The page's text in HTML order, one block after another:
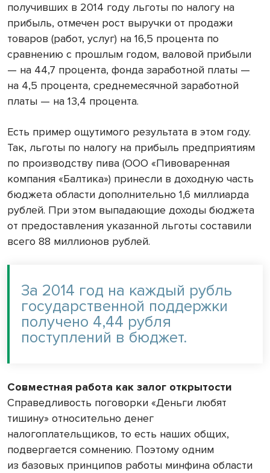
получивших в 2014 году льготы по налогу на
прибыль, отмечен рост выручки от продажи
товаров (работ, услуг) на 16,5 процента по
сравнению с прошлым годом, валовой прибыли
— на 44,7 процента, фонда заработной платы —
на 4,5 процента, среднемесячной заработной
платы — на 13,4 процента.
Есть пример ощутимого результата в этом году.
Так, льготы по налогу на прибыль предприятиям
по производству пива (ООО «Пивоваренная
компания «Балтика») принесли в доходную часть
бюджета области дополнительно 1,6 миллиарда
рублей. При этом выпадающие доходы бюджета
от предоставления указанной льготы составили
всего 88 миллионов рублей.
За 2014 год на каждый рубль
государственной поддержки
получено 4,44 рубля
поступлений в бюджет.
Совместная работа как залог открытости
Справедливость поговорки «Деньги любят
тишину» относительно денег
налогоплательщиков, то есть наших общих,
подвергается сомнению. Поэтому одним
из базовых принципов работы минфина области